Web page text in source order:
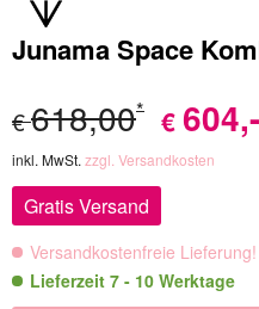
Junama Space
€618,00* € 604,-
inkl. MwSt. zzgl. Versandkosten
Gratis Versand
Versandkostenfreie Lieferung!
Lieferzeit 7 - 10 Werktage